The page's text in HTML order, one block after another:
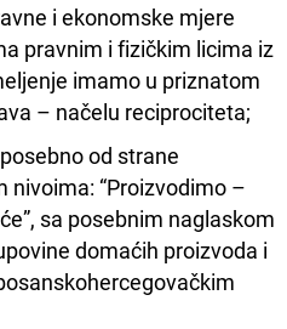
i ekonomske mjere
pravnim i fizičkim licima iz
imamo u priznatom
– načelu reciprociteta;
od strane
nivoima: “Proizvodimo –
sa posebnim naglaskom
domaćih proizvoda i